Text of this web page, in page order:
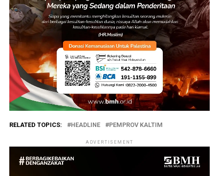
RELATED TOPICS: HEADLINE PEMPROV KALTIM
ADVERTISEMENT